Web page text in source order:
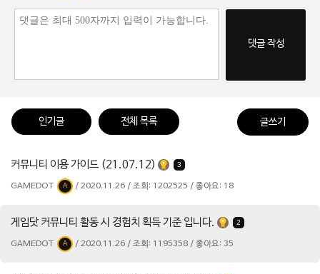
댓글 작성
인기글 전체 목록 글쓰기
커뮤니티 이용 가이드 (21.07.12) 3
GAMEDOT A / 2020.11.26 / 조회: 1202525 / 좋아요: 18
게임닷 커뮤니티 활동 시 경험치 획득 기준 입니다. 2
GAMEDOT A / 2020.11.26 / 조회: 1195358 / 좋아요: 35